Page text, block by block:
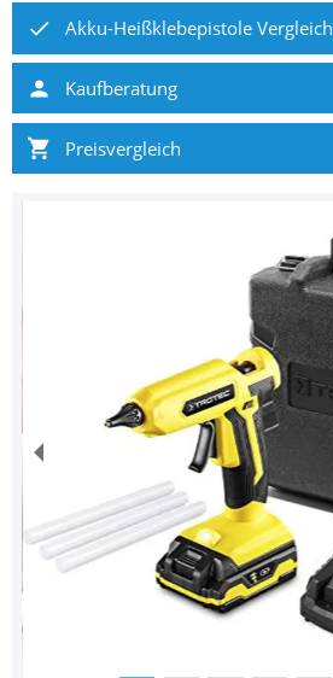
Akku-Heißklebepistole Vergleich
Kaufberatung
Preisvergleich